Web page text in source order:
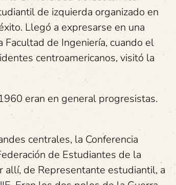
de izquierda organizado en
Llegó a expresarse en una
de Ingeniería, cuando el
centroamericanos, visitó la
eran en general progresistas.
centrales, la Conferencia
de Estudiantes de la
allí, de Representante estudiantil, a